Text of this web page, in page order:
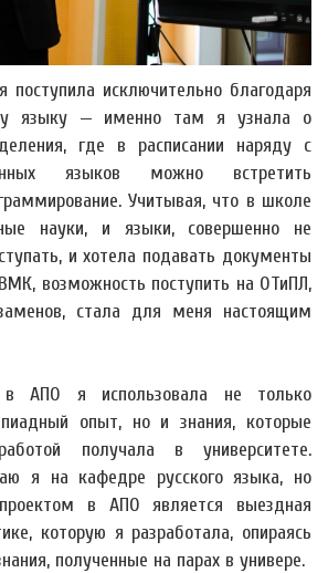
исключительно благодаря
языку — именно там я узнала о
где в расписании наряду с
языков можно встретить
Учитывая, что в школе
науки, и языки, совершенно не
и хотела подавать документы
возможность поступить на ОТиПЛ,
стала для меня настоящим
АПО я использовала не только
опыт, но и знания, которые
получала в университете.
я на кафедре русского языка, но
в АПО является выездная
которую я разработала, опираясь
полученные на парах в универе.